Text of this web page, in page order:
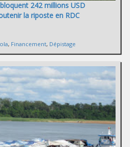
242 millions USD
la riposte en RDC
, Financement, Dépistage